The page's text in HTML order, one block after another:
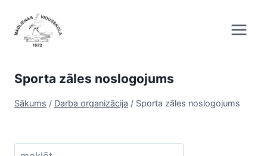
content
Sporta zāles noslogojums
Sākums / Darba organizācija / Sporta zāles noslogojums
Meklēt